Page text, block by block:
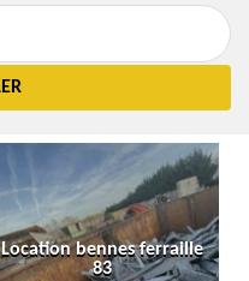
Location bennes ferraille
83